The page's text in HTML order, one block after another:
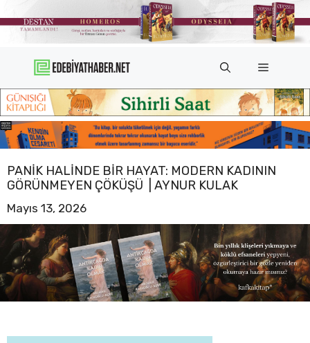
atla
Menü
PANIK HALINDE BIR HAYAT: MODERN KADININ
GÖRÜNMEYEN ÇÖKÜŞÜ | AYNUR KULAK
Mayıs 13, 2026